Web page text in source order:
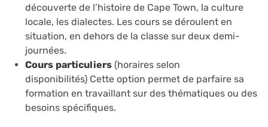
découverte de l’histoire de Cape Town, la culture
locale, les dialectes. Les cours se déroulent en
situation, en dehors de la classe sur deux demi-
journées.
Cours particuliers (horaires selon
disponibilités) Cette option permet de parfaire sa
formation en travaillant sur des thématiques ou des
besoins spécifiques.